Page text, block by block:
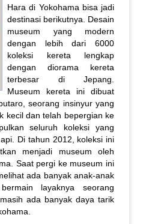
Hara di Yokohama bisa jadi
destinasi berikutnya. Desain
museum yang modern
dengan lebih dari 6000
koleksi kereta lengkap
dengan diorama kereta
terbesar di Jepang.
Museum kereta ini dibuat
seorang insinyur yang
kecil dan telah bepergian ke
seluruh koleksi yang
Di tahun 2012, koleksi ini
menjadi museum oleh
Saat pergi ke museum ini
ada banyak anak-anak
layaknya seorang
ada banyak daya tarik